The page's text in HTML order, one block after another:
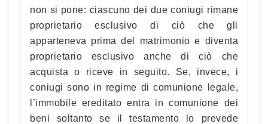
non si pone: ciascuno dei due coniugi rimane
proprietario esclusivo di ciò che gli
apparteneva prima del matrimonio e diventa
proprietario esclusivo anche di ciò che
acquista o riceve in seguito. Se, invece, i
coniugi sono in regime di comunione legale,
l’immobile ereditato entra in comunione dei
beni soltanto se il testamento lo prevede